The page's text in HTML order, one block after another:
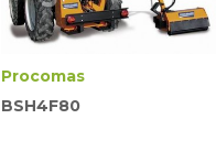
Procomas
BSH4F80